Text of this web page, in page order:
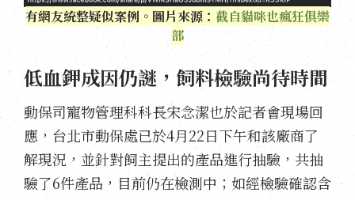
有網友統整疑似案例。圖片來源： 截自貓咪也瘋狂俱樂
部
低血鉀成因仍謎，飼料檢驗尚待時間
動保司寵物管理科科長宋念潔也於記者會現場回
應，台北市動保處已於4月22日下午和該廠商了
解現況，並針對飼主提出的產品進行抽驗，共抽
驗了6件產品，目前仍在檢測中；如經檢驗確認含